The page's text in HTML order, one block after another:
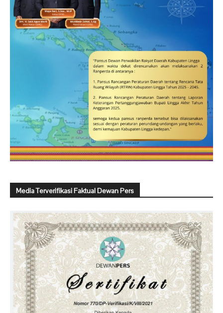
Media Terverifikasi Faktual Dewan Pers